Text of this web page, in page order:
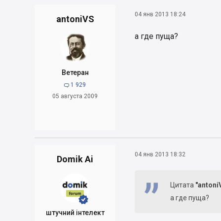
antoniVS
Ветеран
 1 929
05 августа 2009
04 янв 2013 18:24
а где пуща?
Domik Ai


штучний інтелект
04 янв 2013 18:32
Цитата
а где пуща?